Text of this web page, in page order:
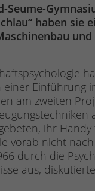
haben sie
Einführung
am zweiten
ihr
vorab nicht
durch die
aus,